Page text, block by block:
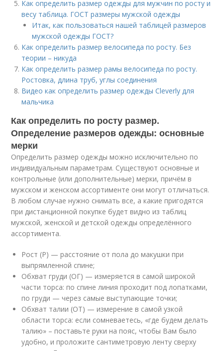
Как определить размер одежды для мужчин по росту и
весу таблица. ГОСТ размеры мужской одежды
Итак, как пользоваться нашей таблицей размеров
мужской одежды ГОСТ?
Как определить размер велосипеда по росту. Без
теории – никуда
Как определить размер рамы велосипеда по росту.
Ростовка, длина труб, углы соединения
Видео как определить размер одежды Cleverly для
мальчика
Как определить по росту размер.
Определение размеров одежды: основные
мерки
Определить размер одежды можно исключительно по
индивидуальным параметрам. Существуют основные и
контрольные (или дополнительные) мерки, причём в
мужском и женском ассортименте они могут отличаться.
В любом случае нужно снимать все, а какие пригодятся
при дистанционной покупке будет видно из таблиц
мужской, женской и детской одежды определённого
ассортимента.
Рост (Р) — расстояние от пола до макушки при
выпрямленной спине;
Обхват груди (ОГ) — измеряется в самой широкой
части торса: по спине линия проходит под лопатками,
по груди — через самые выступающие точки;
Обхват талии (ОТ) — измерение в самой узкой
области торса: если сомневаетесь, «где будем делать
талию» – поставьте руки на пояс, чтобы Вам было
удобно, и проложите сантиметровую ленту сверху